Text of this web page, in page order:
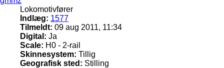
Lokomotivfører
Indlæg: 1577
Tilmeldt: 09 aug 2011, 11:34
Digital: Ja
Scale: H0 - 2-rail
Skinnesystem: Tillig
Geografisk sted: Stilling